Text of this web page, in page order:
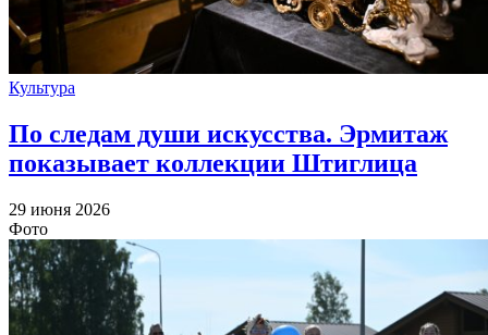
Культура
По следам души искусства. Эрмитаж
показывает коллекции Штиглица
29 июня 2026
Фото